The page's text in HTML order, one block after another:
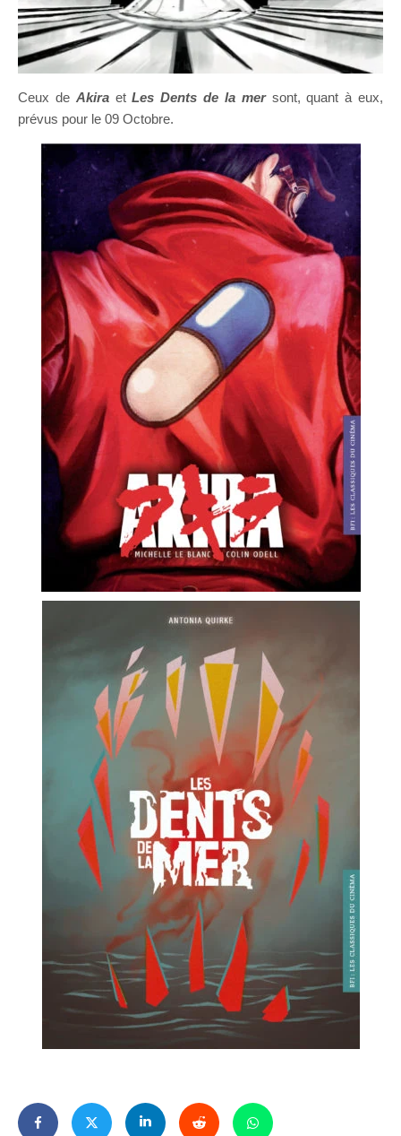
Ceux de AkiraetLes Dents de la mersont, quant à eux,
prévus pour le 09 Octobre.